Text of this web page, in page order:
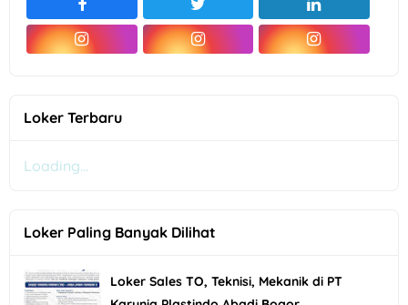
Loker Terbaru
Loading...
Loker Paling Banyak Dilihat
Loker Sales TO, Teknisi, Mekanik di PT